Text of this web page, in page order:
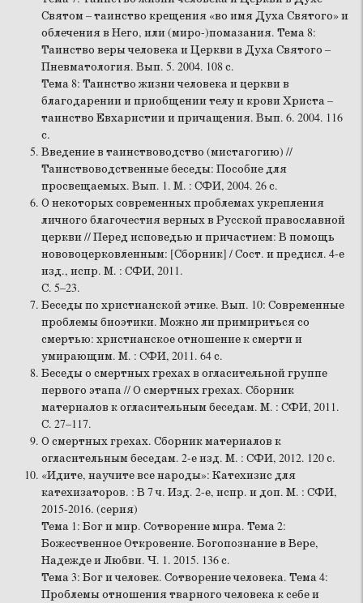
Святом – таинство крещения «во имя Духа Святого» и
облечения в Него, или (миро-)помазания. Тема 8:
Таинство веры человека и Церкви в Духа Святого –
Пневматология. Вып. 5. 2004. 108 с.
Тема 8: Таинство жизни человека и церкви в
благодарении и приобщении телу и крови Христа –
таинство Евхаристии и причащения. Вып. 6. 2004. 116
с.
Введение в таинствоводство (мистагогию) //
Таинствоводственные беседы: Пособие для
просвещаемых. Вып. 1. М. : СФИ, 2004. 26 с.
О некоторых современных проблемах укрепления
личного благочестия верных в Русской православной
церкви // Перед исповедью и причастием: В помощь
нововоцерковленным: [Сборник] / Сост. и предисл. 4-е
изд., испр. М. : СФИ, 2011.
С. 5–23.
Беседы по христианской этике. Вып. 10: Современные
проблемы биоэтики. Можно ли примириться со
смертью: христианское отношение к смерти и
умирающим. М. : СФИ, 2011. 64 с.
Беседы о смертных грехах в огласительной группе
первого этапа // О смертных грехах. Сборник
материалов к огласительным беседам. М. : СФИ, 2011.
С. 27–117.
О смертных грехах. Сборник материалов к
огласительным беседам. 2-е изд. М. : СФИ, 2012. 120 с.
«Идите, научите все народы»: Катехизис для
катехизаторов. : В 7 ч. Изд. 2-е, испр. и доп. М. : СФИ,
2015-2016. (серия)
Тема 1: Бог и мир. Сотворение мира. Тема 2:
Божественное Откровение. Богопознание в Вере,
Надежде и Любви. Ч. 1. 2015. 136 с.
Тема 3: Бог и человек. Сотворение человека. Тема 4:
Проблемы отношения тварного человека к себе и